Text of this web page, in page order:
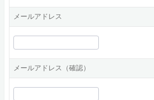
メールアドレス
メールアドレス（確認）